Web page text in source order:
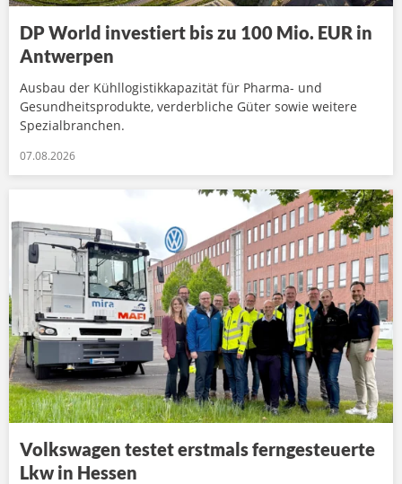
DP World investiert bis zu 100 Mio. EUR in
Antwerpen
Ausbau der Kühllogistikkapazität für Pharma- und
Gesundheitsprodukte, verderbliche Güter sowie weitere
Spezialbranchen.
07.08.2026
Volkswagen testet erstmals ferngesteuerte
Lkw in Hessen